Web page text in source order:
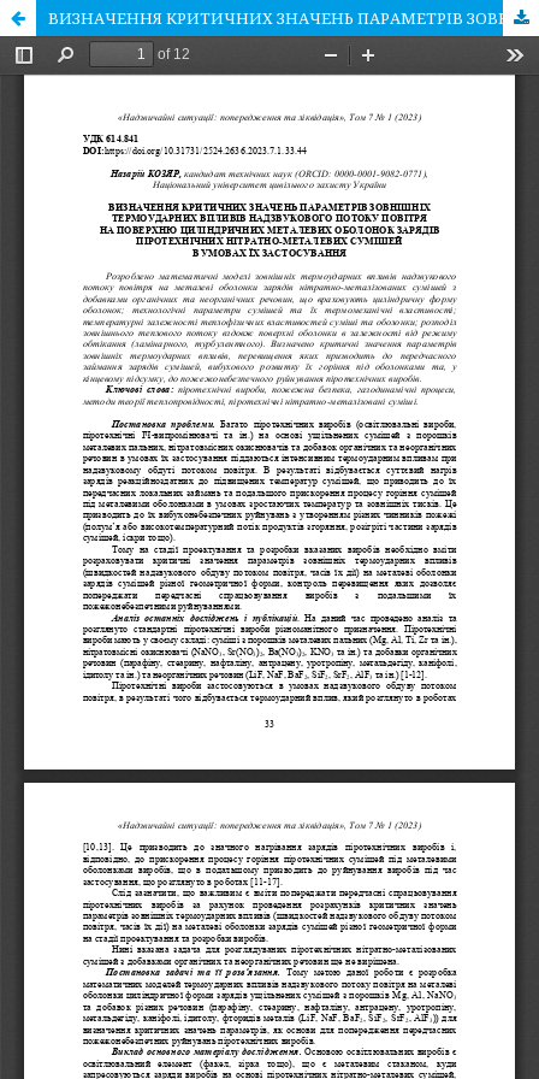
ВИЗНАЧЕННЯ КРИТИЧНИХ ЗНАЧЕНЬ ПАРАМЕТРІВ ЗОВНІШНІХ ТЕРМОУДАРНИХ ВПЛИВІВ НАДЗВУКОВОГО ПОТОКУ ПОВІТРЯ НА ПОВЕРХНЮ ЦИЛІНДРИЧНИХ МЕТАЛЕВИХ ОБОЛОНОК ЗАРЯДІВ ПІРОТЕХНІЧНИХ НІТРАТНО-МЕТАЛЕВИХ СУМІШЕЙ В УМОВАХ ЇХ ЗАСТОСУВАННЯ